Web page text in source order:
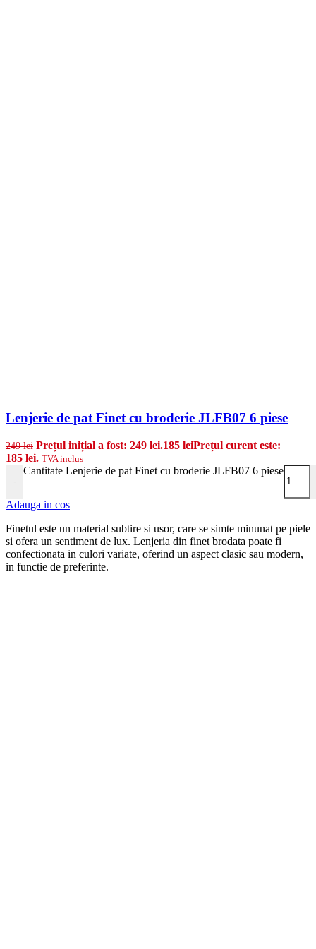
Lenjerie de pat Finet cu broderie JLFB07 6 piese
249lei Prețul inițial a fost: 249 lei.185 leiPrețul curent este:
185 lei. TVA inclus
-
Cantitate Lenjerie de pat Finet cu broderie JLFB07 6 piese
Adauga in cos
Finetul este un material subtire si usor, care se simte minunat pe piele
si ofera un sentiment de lux. Lenjeria din finet brodata poate fi
confectionata in culori variate, oferind un aspect clasic sau modern,
in functie de preferinte.